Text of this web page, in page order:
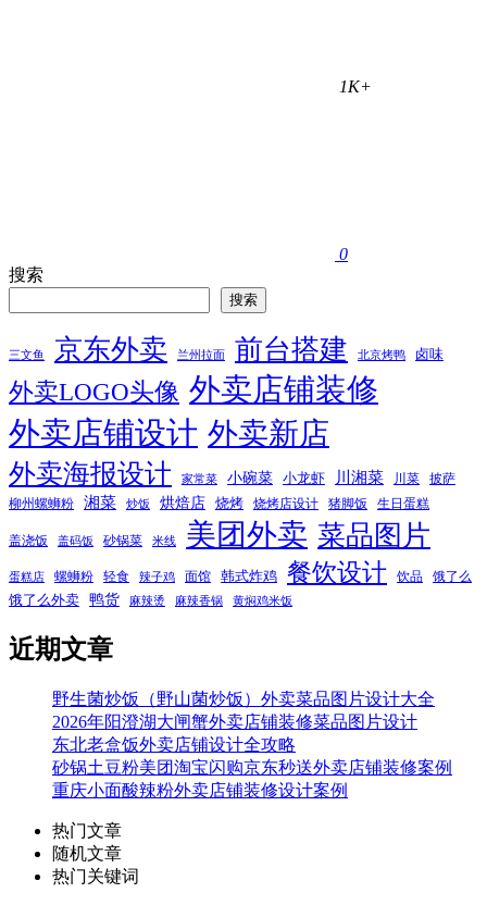
1K+
0
搜索
搜索
三文鱼 京东外卖 兰州拉面 前台搭建 北京烤鸭 卤味
外卖LOGO头像 外卖店铺装修
外卖店铺设计 外卖新店
外卖海报设计 家常菜 小碗菜 小龙虾 川湘菜 川菜
披萨
柳州螺蛳粉
湘菜 炒饭 烘焙店 烧烤 烧烤店设计 猪脚饭 生日蛋糕
盖浇饭 盖码饭 砂锅菜 米线 美团外卖 菜品图片
蛋糕店 螺蛳粉 轻食 辣子鸡 面馆 韩式炸鸡 餐饮设计 饮品 饿了么
饿了么外卖 鸭货 麻辣烫 麻辣香锅 黄焖鸡米饭
近期文章
野生菌炒饭（野山菌炒饭）外卖菜品图片设计大全
2026年阳澄湖大闸蟹外卖店铺装修菜品图片设计
东北老盒饭外卖店铺设计全攻略
砂锅土豆粉美团淘宝闪购京东秒送外卖店铺装修案例
重庆小面酸辣粉外卖店铺装修设计案例
热门文章
随机文章
热门关键词